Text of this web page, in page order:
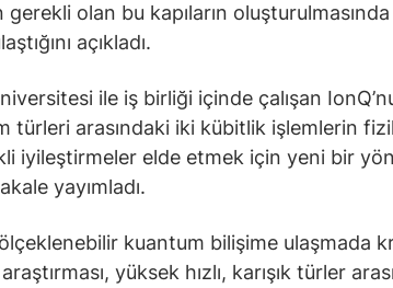
olan bu kapıların
açıkladı.
ile iş birliği içinde çalışan
türleri arasındaki iki kübitlik işlemlerin
iyileştirmeler elde etmek için yeni bir
yayımladı.
ölçeklenebilir kuantum bilişime ulaşmada
yüksek hızlı, karışık türler